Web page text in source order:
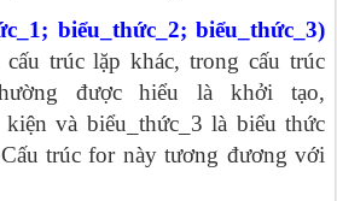
biểu_thức_2; biểu_thức_3)
trúc lặp khác, trong cấu trúc
được hiểu là khởi tạo,
và biểu_thức_3 là biểu thức
trúc for này tương đương với